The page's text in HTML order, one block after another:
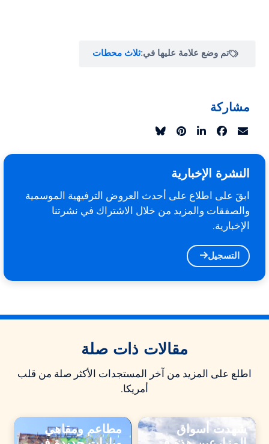
تم وضع علامة عليها في:ثلاث محطات
مشاركة
النشرة الإخبارية
ابقَ على اطلاع على أحدث العروض الترفيهية الموسمية
والصفقات والمزيد من خلال الاشتراك في نشرتنا
الإخبارية.
التسجيل
مقالات ذات صلة
اطلع على المزيد من آخر المستجدات الأكثر صلة من قلب
أمريكا.
شهدت أسواق
مطاعم ومقاهي